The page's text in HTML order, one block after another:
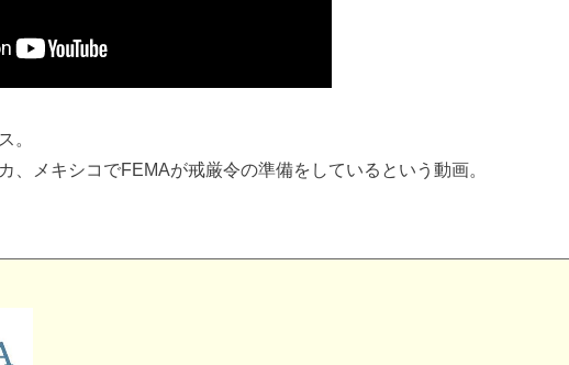
。
、メキシコでFEMAが戒厳令の準備をしているという動画。